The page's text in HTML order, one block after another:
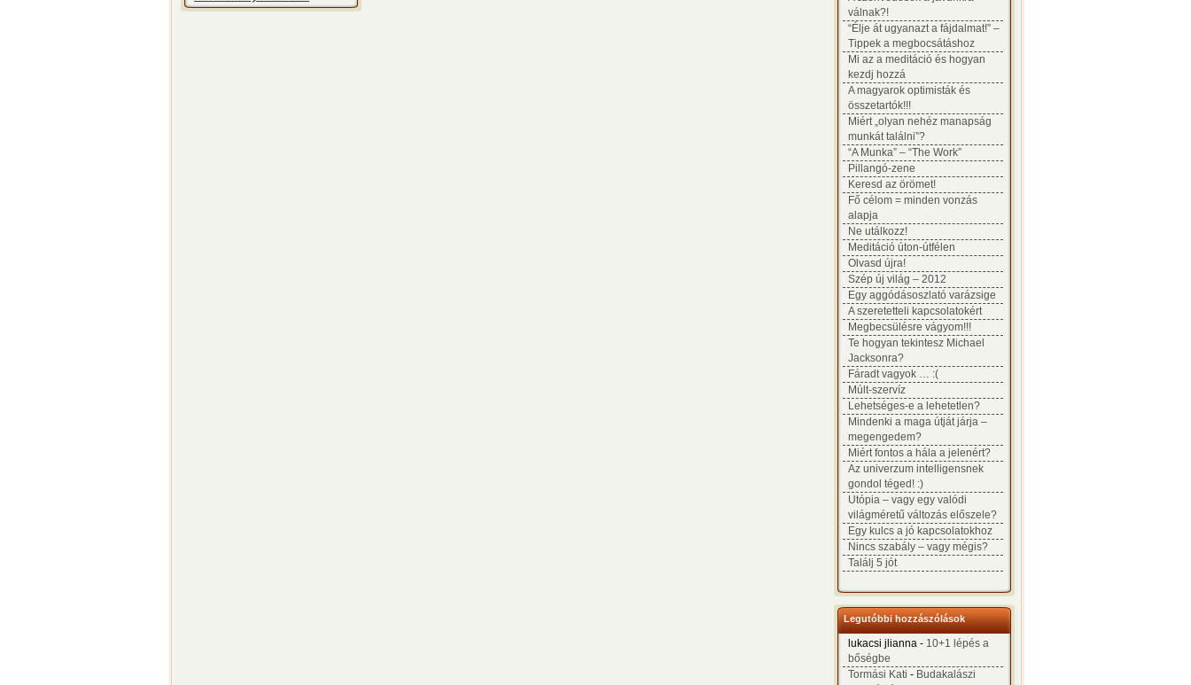
válnak?!
“Élje át ugyanazt a fájdalmat!” –
Tippek a megbocsátáshoz
Mi az a meditáció és hogyan
kezdj hozzá
A magyarok optimisták és
összetartók!!!
Miért „olyan nehéz manapság
munkát találni”?
“A Munka” – “The Work”
Pillangó-zene
Keresd az örömet!
Fő célom = minden vonzás
alapja
Ne utálkozz!
Meditáció úton-útfélen
Olvasd újra!
Szép új világ – 2012
Egy aggódásoszlató varázsige
A szeretetteli kapcsolatokért
Megbecsülésre vágyom!!!
Te hogyan tekintesz Michael
Jacksonra?
Fáradt vagyok … :(
Múlt-szervíz
Lehetséges-e a lehetetlen?
Mindenki a maga útját járja –
megengedem?
Miért fontos a hála a jelenért?
Az univerzum intelligensnek
gondol téged! :)
Utópia – vagy egy valódi
világméretű változás előszele?
Egy kulcs a jó kapcsolatokhoz
Nincs szabály – vagy mégis?
Találj 5 jót
Legutóbbi hozzászólások
lukacsi jlianna - 10+1 lépés a
bőségbe
Tormási Kati - Budakalászi